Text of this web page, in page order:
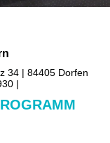
34 | 84405 Dorfen
|